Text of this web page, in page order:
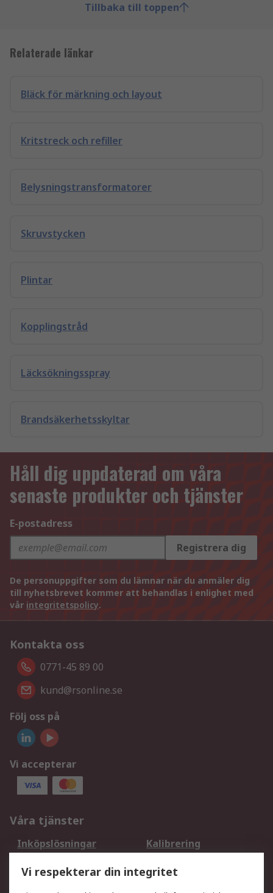
Tillbaka till toppen
Relaterade länkar
Bläck för märkning och layout
Kritstreck och refiller
Belysningstransformatorer
Skruvstycken
Plintar
Kopplingstråd
Läcksökningsspray
Brandsäkerhetsskyltar
Håll dig uppdaterad om våra
senaste produkter och tjänster
E-postadress
Registrera dig
De personuppgifter som du lämnar när du anmäler dig
till nyhetsbrevet kommer att behandlas i enlighet med
vår integritetspolicy.
Kontakta oss
0771-45 89 00
kund@rsonline.se
Följ oss på
Vi accepterar
Våra tjänster
Inköpslösningar
Kalibrering
DesignSpark
Teknisk Support
Vi respekterar din integritet